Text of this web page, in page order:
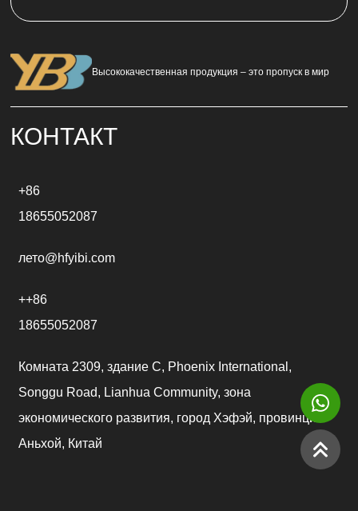
Высококачественная продукция – это пропуск в мир
КОНТАКТ
+86
18655052087
лето@hfyibi.com
++86
18655052087
Комната 2309, здание C, Phoenix International,
Songgu Road, Lianhua Community, зона
экономического развития, город Хэфэй, провинция
Аньхой, Китай
e
n
a
t
e
: